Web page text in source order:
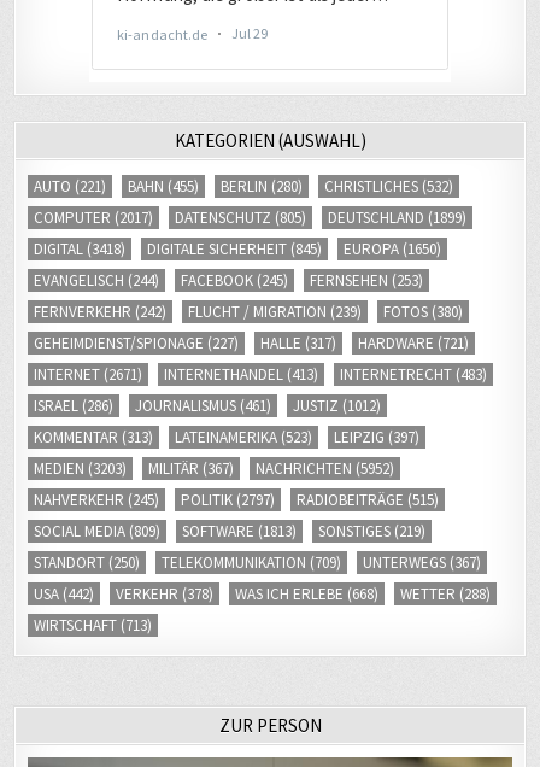
KATEGORIEN (AUSWAHL)
AUTO (221) BAHN (455) BERLIN (280) CHRISTLICHES (532)
COMPUTER (2017) DATENSCHUTZ (805) DEUTSCHLAND (1899)
DIGITAL (3418) DIGITALE SICHERHEIT (845) EUROPA (1650)
EVANGELISCH (244) FACEBOOK (245) FERNSEHEN (253)
FERNVERKEHR (242) FLUCHT / MIGRATION (239) FOTOS (380)
GEHEIMDIENST/SPIONAGE (227) HALLE (317) HARDWARE (721)
INTERNET (2671) INTERNETHANDEL (413) INTERNETRECHT (483)
ISRAEL (286) JOURNALISMUS (461) JUSTIZ (1012)
KOMMENTAR (313) LATEINAMERIKA (523) LEIPZIG (397)
MEDIEN (3203) MILITÄR (367) NACHRICHTEN (5952)
NAHVERKEHR (245) POLITIK (2797) RADIOBEITRÄGE (515)
SOCIAL MEDIA (809) SOFTWARE (1813) SONSTIGES (219)
STANDORT (250) TELEKOMMUNIKATION (709) UNTERWEGS (367)
USA (442) VERKEHR (378) WAS ICH ERLEBE (668) WETTER (288)
WIRTSCHAFT (713)
ZUR PERSON